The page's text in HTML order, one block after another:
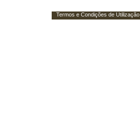
Termos e Condições de Utilização